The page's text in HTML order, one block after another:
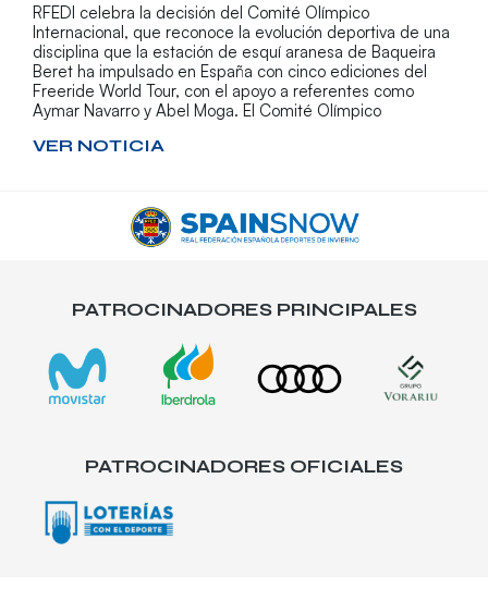
RFEDI celebra la decisión del Comité Olímpico
Internacional, que reconoce la evolución deportiva de una
disciplina que la estación de esquí aranesa de Baqueira
Beret ha impulsado en España con cinco ediciones del
Freeride World Tour, con el apoyo a referentes como
Aymar Navarro y Abel Moga. El Comité Olímpico
VER NOTICIA
PATROCINADORES PRINCIPALES
PATROCINADORES OFICIALES